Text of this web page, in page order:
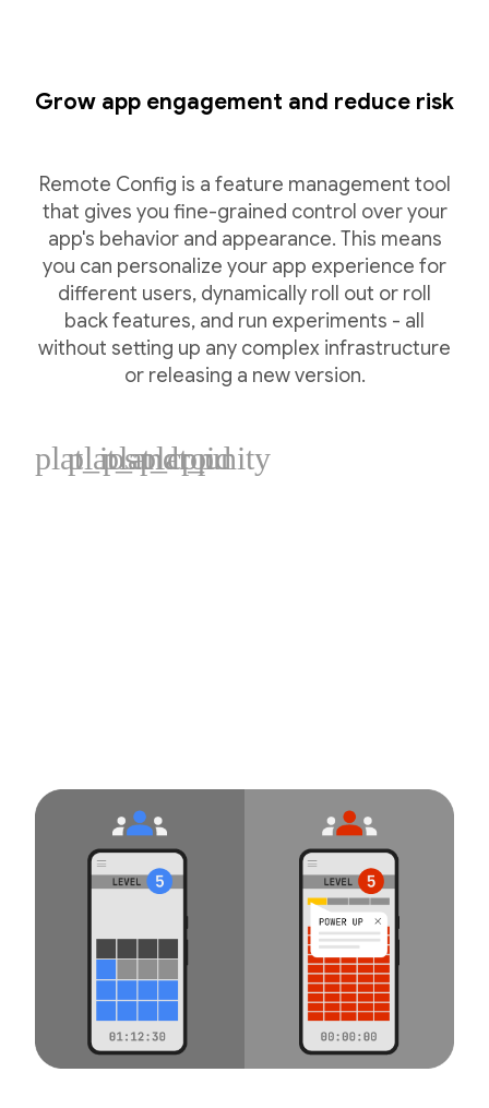
Grow app engagement and reduce risk
Remote Config is a feature management tool
that gives you fine-grained control over your
app's behavior and appearance. This means
you can personalize your app experience for
different users, dynamically roll out or roll
back features, and run experiments - all
without setting up any complex infrastructure
or releasing a new version.
plat_ios
plat_android
plat_cpp
plat_unity